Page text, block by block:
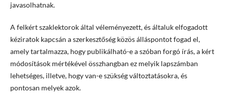
javasolhatnak.
A felkért szaklektorok által véleményezett, és általuk elfogadott
kéziratok kapcsán a szerkesztőség közös álláspontot fogad el,
amely tartalmazza, hogy publikálható-e a szóban forgó írás, a kért
módosítások mértékével összhangban ez melyik lapszámban
lehetséges, illetve, hogy van-e szükség változtatásokra, és
pontosan melyek azok.